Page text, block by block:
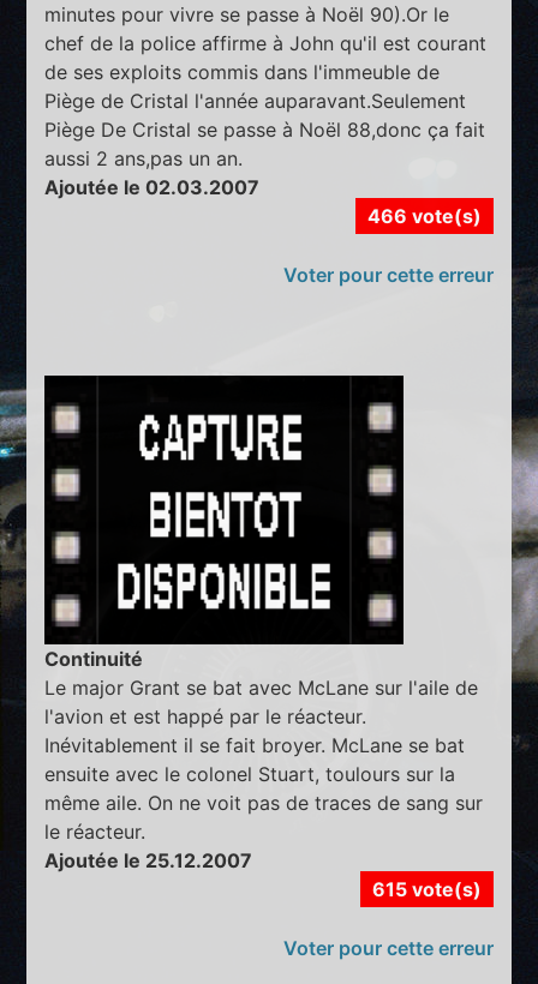
minutes pour vivre se passe à Noël 90).Or le
chef de la police affirme à John qu'il est courant
de ses exploits commis dans l'immeuble de
Piège de Cristal l'année auparavant.Seulement
Piège De Cristal se passe à Noël 88,donc ça fait
aussi 2 ans,pas un an.
Ajoutée le 02.03.2007
466 vote(s)
Voter pour cette erreur
Continuité
Le major Grant se bat avec McLane sur l'aile de
l'avion et est happé par le réacteur.
Inévitablement il se fait broyer. McLane se bat
ensuite avec le colonel Stuart, toulours sur la
même aile. On ne voit pas de traces de sang sur
le réacteur.
Ajoutée le 25.12.2007
615 vote(s)
Voter pour cette erreur